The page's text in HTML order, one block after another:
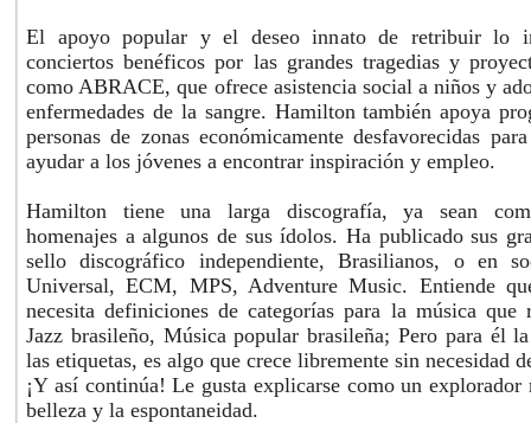
El apoyo popular y el deseo innato de retribuir lo
conciertos benéficos por las grandes tragedias y
como ABRACE, que ofrece asistencia social a niños y
enfermedades de la sangre. Hamilton también apoya
personas de zonas económicamente desfavorecidas
ayudar a los jóvenes a encontrar inspiración y empleo.
Hamilton tiene una larga discografía, ya sean
homenajes a algunos de sus ídolos. Ha publicado sus
sello discográfico independiente, Brasilianos, o en
Universal, ECM, MPS, Adventure Music. Entiende
necesita definiciones de categorías para la música que
Jazz brasileño, Música popular brasileña; Pero para él
las etiquetas, es algo que crece libremente sin necesidad
¡Y así continúa! Le gusta explicarse como un explorador
belleza y la espontaneidad.